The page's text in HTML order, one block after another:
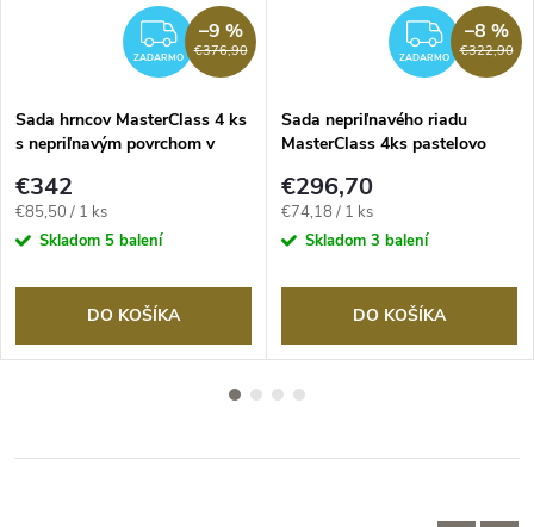
ZADARMO
ZADARMO €376,90
–9 %
Sada hrncov MasterClass 4 ks
s nepriľnavým povrchom v
€342
Jednotková
cena:
€85,50 / 1 ks
Skladom 5 balení
DO KOŠÍKA
ZADARMO €322,90
–8 %
Sada nepriľnavého riadu
MasterClass 4ks pastelovo
€296,70
Jednotková
cena:
€74,18 / 1 ks
Skladom 3 balení
DO KOŠÍKA